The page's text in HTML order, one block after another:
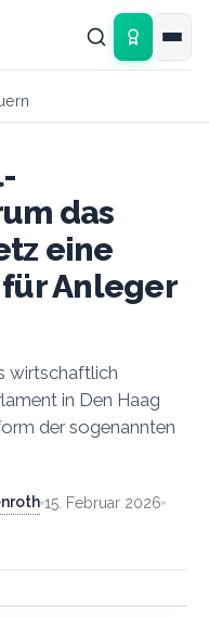
das
eine
Anleger
wirtschaftlich
in Den Haag
der sogenannten
15. Februar 2026